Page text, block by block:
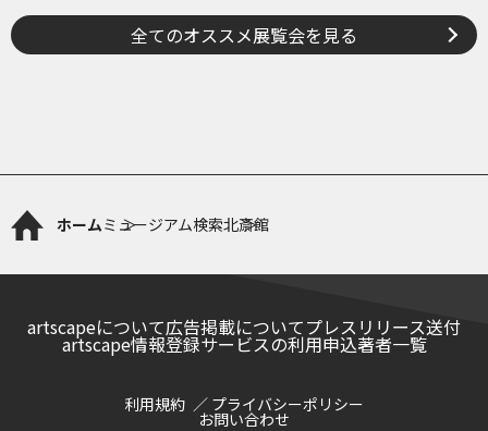
全てのオススメ展覧会を見る
ホームミュージアム検索北斎館
artscapeについて広告掲載についてプレスリリース送付
artscape情報登録サービスの利用申込著者一覧
利用規約 プライバシーポリシー
お問い合わせ